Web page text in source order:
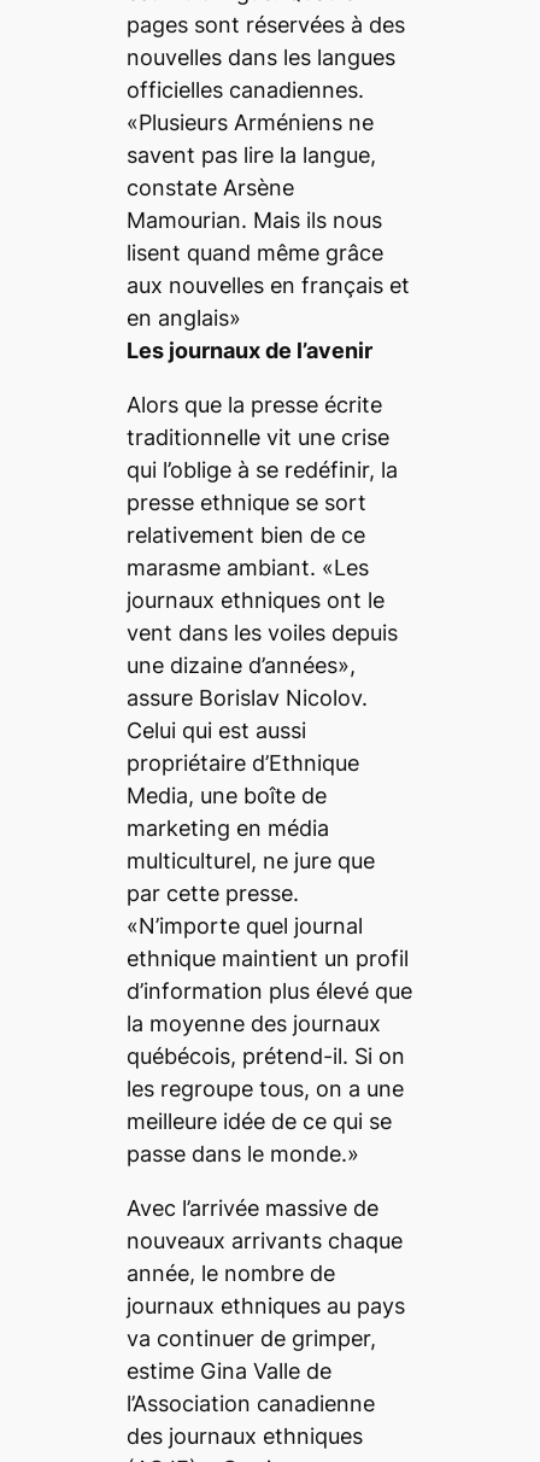
pages sont réservées à des
nouvelles dans les langues
officielles canadiennes.
«Plusieurs Arméniens ne
savent pas lire la langue,
constate Arsène
Mamourian. Mais ils nous
lisent quand même grâce
aux nouvelles en français et
en anglais»
Les journaux de l’avenir
Alors que la presse écrite
traditionnelle vit une crise
qui l’oblige à se redéfinir, la
presse ethnique se sort
relativement bien de ce
marasme ambiant. «Les
journaux ethniques ont le
vent dans les voiles depuis
une dizaine d’années»,
assure Borislav Nicolov.
Celui qui est aussi
propriétaire d’Ethnique
Media, une boîte de
marketing en média
multiculturel, ne jure que
par cette presse.
«N’importe quel journal
ethnique maintient un profil
d’information plus élevé que
la moyenne des journaux
québécois, prétend-il. Si on
les regroupe tous, on a une
meilleure idée de ce qui se
passe dans le monde.»
Avec l’arrivée massive de
nouveaux arrivants chaque
année, le nombre de
journaux ethniques au pays
va continuer de grimper,
estime Gina Valle de
l’Association canadienne
des journaux ethniques